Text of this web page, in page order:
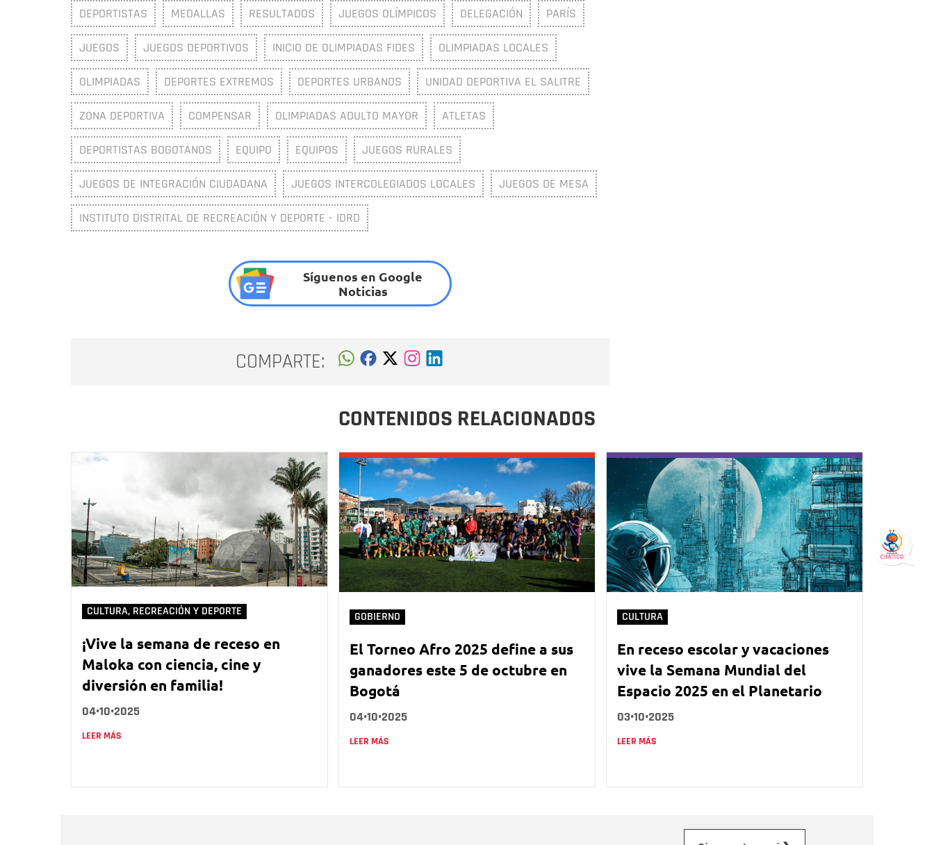
DEPORTISTAS MEDALLAS RESULTADOS JUEGOS OLÍMPICOS DELEGACIÓN PARÍS
JUEGOS JUEGOS DEPORTIVOS INICIO DE OLIMPIADAS FIDES OLIMPIADAS LOCALES
OLIMPIADAS DEPORTES EXTREMOS DEPORTES URBANOS UNIDAD DEPORTIVA EL SALITRE
ZONA DEPORTIVA COMPENSAR OLIMPIADAS ADULTO MAYOR ATLETAS
DEPORTISTAS BOGOTANOS EQUIPO EQUIPOS JUEGOS RURALES
JUEGOS DE INTEGRACIÓN CIUDADANA JUEGOS INTERCOLEGIADOS LOCALES JUEGOS DE MESA
INSTITUTO DISTRITAL DE RECREACIÓN Y DEPORTE - IDRD
Síguenos en Google
Noticias
COMPARTE:
CONTENIDOS RELACIONADOS
CULTURA, RECREACIÓN Y DEPORTE
¡Vive la semana de receso en
Maloka con ciencia, cine y
diversión en familia!
04•10•2025
LEER MÁS
GOBIERNO
El Torneo Afro 2025 define a sus
ganadores este 5 de octubre en
Bogotá
04•10•2025
LEER MÁS
CULTURA
En receso escolar y vacaciones
vive la Semana Mundial del
Espacio 2025 en el Planetario
03•10•2025
LEER MÁS